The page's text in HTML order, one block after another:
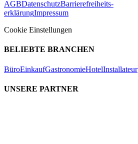
AGBDatenschutzBarrierefreiheits-
erklärungImpressum
Cookie Einstellungen
BELIEBTE BRANCHEN
BüroEinkaufGastronomieHotelInstallateur
UNSERE PARTNER